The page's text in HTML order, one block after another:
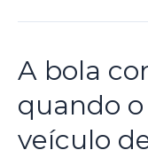
A bola
quando
veículo